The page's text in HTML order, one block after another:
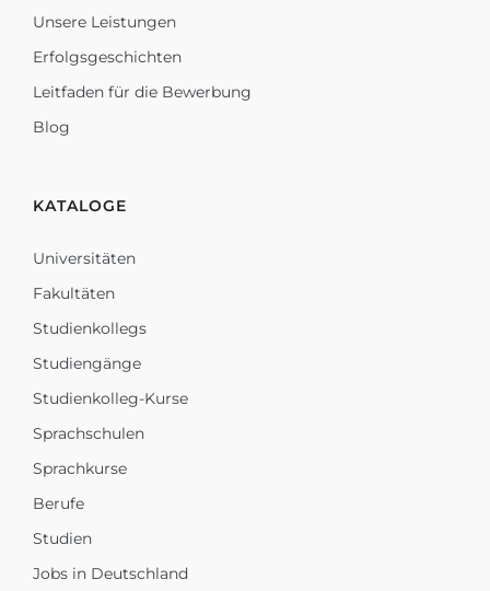
Unsere Leistungen
Erfolgsgeschichten
Leitfaden für die Bewerbung
Blog
KATALOGE
Universitäten
Fakultäten
Studienkollegs
Studiengänge
Studienkolleg-Kurse
Sprachschulen
Sprachkurse
Berufe
Studien
Jobs in Deutschland